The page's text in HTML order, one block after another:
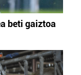
beti gaiztoa